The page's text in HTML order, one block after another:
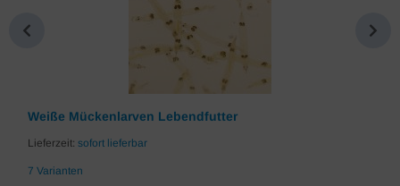
Weiße Mückenlarven Lebendfutter
Lieferzeit: sofort lieferbar
7 Varianten